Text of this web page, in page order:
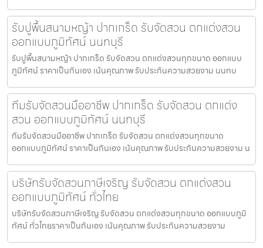
รับปูพื้นสนามหญ้า ปากเกร็ด รับจัดสวน ตกแต่งสวน
ออกแบบภูมิทัศน์ นนทบุรี
รับปูพื้นสนามหญ้า ปากเกร็ด รับจัดสวน ตกแต่งสวนทุกขนาด ออกแบบ
ภูมิทัศน์ ราคาเป็นกันเอง เน้นคุณภาพ รับประกันความสวยงาม นนทบ
ทีมรับจัดสวนมืออาชีพ ปากเกร็ด รับจัดสวน ตกแต่ง
สวน ออกแบบภูมิทัศน์ นนทบุรี
ทีมรับจัดสวนมืออาชีพ ปากเกร็ด รับจัดสวน ตกแต่งสวนทุกขนาด
ออกแบบภูมิทัศน์ ราคาเป็นกันเอง เน้นคุณภาพ รับประกันความสวยงาม น
บริษัทรับจัดสวนภาษีเจริญ รับจัดสวน ตกแต่งสวน
ออกแบบภูมิทัศน์ ทั่วไทย
บริษัทรับจัดสวนภาษีเจริญ รับจัดสวน ตกแต่งสวนทุกขนาด ออกแบบภูมิ
ทัศน์ ทั่วไทยราคาเป็นกันเอง เน้นคุณภาพ รับประกันความสวยงาม